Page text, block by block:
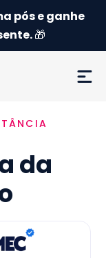
pós e ganhe
🎁
da